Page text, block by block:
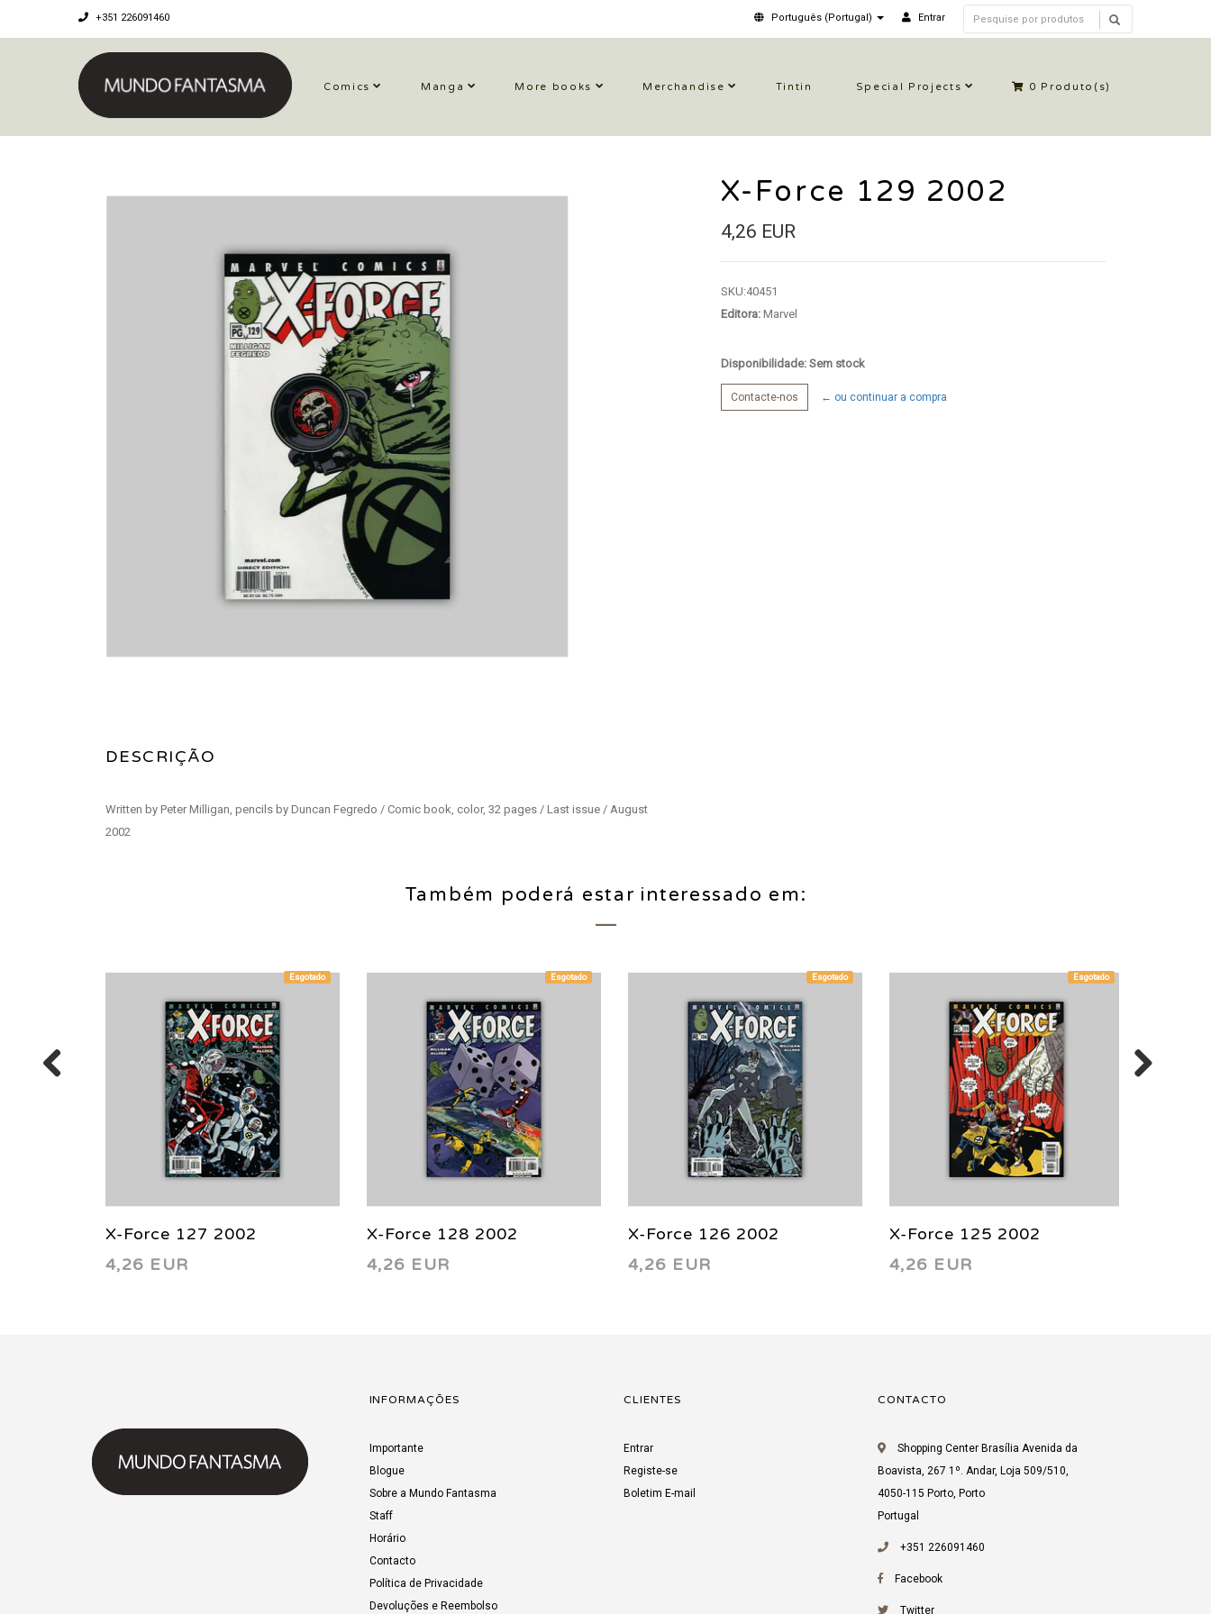
+351 226091460 Português (Portugal) Entrar
Comics Manga More books Merchandise Tintin Special Projects 0 Produto(s)
DESCRIÇÃO
Written by Peter Milligan, pencils by Duncan Fegredo / Comic book, color, 32 pages / Last issue / August
2002
X-Force 129 2002
4,26 EUR
SKU:40451
Editora:Marvel
Disponibilidade: Sem stock
Contacte-nos ← ou continuar a compra
Também poderá estar interessado em:
Esgotado
X-Force 127 2002
4,26 EUR
Esgotado
X-Force 128 2002
4,26 EUR
Esgotado
X-Force 126 2002
4,26 EUR
Esgotado
X-Force 125 2002
4,26 EUR
INFORMAÇÕES
Importante
Blogue
Sobre a Mundo Fantasma
Staff
Horário
Contacto
Política de Privacidade
Devoluções e Reembolso
CLIENTES
Entrar
Registe-se
Boletim E-mail
CONTACTO
Shopping Center Brasília Avenida da
Boavista, 267 1º. Andar, Loja 509/510,
4050-115 Porto, Porto
Portugal
+351 226091460
Facebook
Twitter